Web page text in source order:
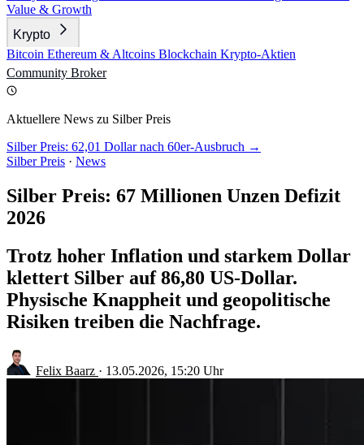
Value & Growth
Krypto
Bitcoin Ethereum & Altcoins Blockchain Krypto-Aktien
Community Broker
Aktuellere News zu Silber Preis
Silber Preis: 62,01 Dollar nach 60er-Ausbruch →
Silber Preis · News
Silber Preis: 67 Millionen Unzen Defizit
2026
Trotz hoher Inflation und starkem Dollar
klettert Silber auf 86,80 US-Dollar.
Physische Knappheit und geopolitische
Risiken treiben die Nachfrage.
Felix Baarz · 13.05.2026, 15:20 Uhr